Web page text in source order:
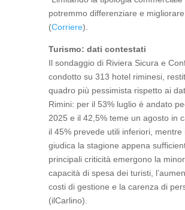
potremmo differenziare e migliorare
(Corriere).
Turismo: dati contestati
Il sondaggio di Riviera Sicura e
condotto su 313 hotel riminesi,
quadro più pessimista rispetto ai
Rimini: per il 53% luglio è andato
2025 e il 42,5% teme un agosto in
il 45% prevede utili inferiori, mentre
giudica la stagione appena
principali criticità emergono la
capacità di spesa dei turisti,
costi di gestione e la carenza di
(ilCarlino).